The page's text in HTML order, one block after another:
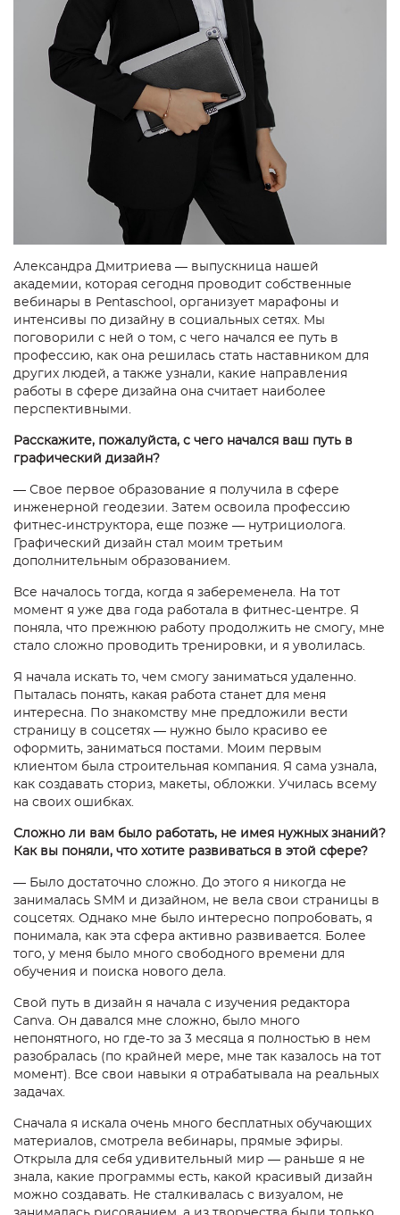
Александра Дмитриева — выпускница нашей
академии, которая сегодня проводит собственные
вебинары в Pentaschool, организует марафоны и
интенсивы по дизайну в социальных сетях. Мы
поговорили с ней о том, с чего начался ее путь в
профессию, как она решилась стать наставником для
других людей, а также узнали, какие направления
работы в сфере дизайна она считает наиболее
перспективными.
Расскажите, пожалуйста, с чего начался ваш путь в
графический дизайн?
— Свое первое образование я получила в сфере
инженерной геодезии. Затем освоила профессию
фитнес-инструктора, еще позже — нутрициолога.
Графический дизайн стал моим третьим
дополнительным образованием.
Все началось тогда, когда я забеременела. На тот
момент я уже два года работала в фитнес-центре. Я
поняла, что прежнюю работу продолжить не смогу, мне
стало сложно проводить тренировки, и я уволилась.
Я начала искать то, чем смогу заниматься удаленно.
Пыталась понять, какая работа станет для меня
интересна. По знакомству мне предложили вести
страницу в соцсетях — нужно было красиво ее
оформить, заниматься постами. Моим первым
клиентом была строительная компания. Я сама узнала,
как создавать сториз, макеты, обложки. Училась всему
на своих ошибках.
Сложно ли вам было работать, не имея нужных знаний?
Как вы поняли, что хотите развиваться в этой сфере?
— Было достаточно сложно. До этого я никогда не
занималась SMM и дизайном, не вела свои страницы в
соцсетях. Однако мне было интересно попробовать, я
понимала, как эта сфера активно развивается. Более
того, у меня было много свободного времени для
обучения и поиска нового дела.
Свой путь в дизайн я начала с изучения редактора
Canva. Он давался мне сложно, было много
непонятного, но где-то за 3 месяца я полностью в нем
разобралась (по крайней мере, мне так казалось на тот
момент). Все свои навыки я отрабатывала на реальных
задачах.
Сначала я искала очень много бесплатных обучающих
материалов, смотрела вебинары, прямые эфиры.
Открыла для себя удивительный мир — раньше я не
знала, какие программы есть, какой красивый дизайн
можно создавать. Не сталкивалась с визуалом, не